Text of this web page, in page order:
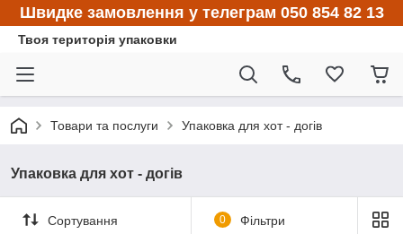
Швидке замовлення у телеграм 050 854 82 13
Твоя територія упаковки
Товари та послуги Упаковка для хот - догів
Упаковка для хот - догів
Сортування 0 Фільтри